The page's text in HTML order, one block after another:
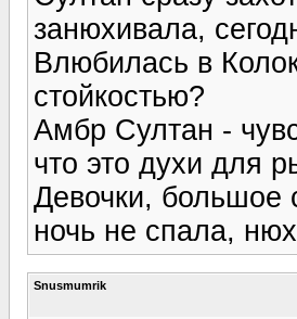
занюхивала,
Влюбилась в
стойкостью?
Амбр Султан -
что это духи для
Девочки, большое
ночь не спала,
Snusmumrik